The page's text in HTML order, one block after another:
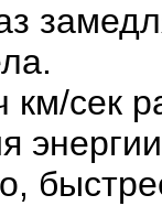
км/сек